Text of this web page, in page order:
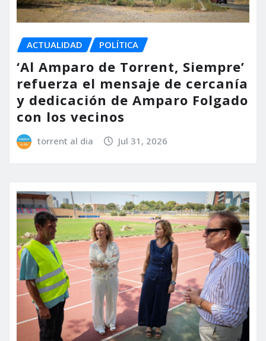
ACTUALIDAD POLÍTICA
‘Al Amparo de Torrent, Siempre’
refuerza el mensaje de cercanía
y dedicación de Amparo Folgado
con los vecinos
torrent al dia Jul 31, 2026